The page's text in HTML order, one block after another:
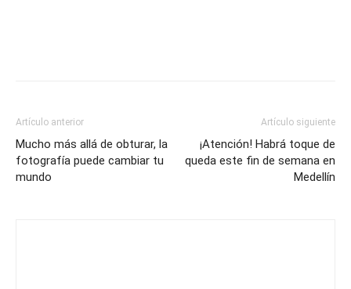
Artículo anterior
Mucho más allá de obturar, la
fotografía puede cambiar tu
mundo
Artículo siguiente
¡Atención! Habrá toque de
queda este fin de semana en
Medellín